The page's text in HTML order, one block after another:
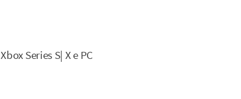
Series S| X e PC